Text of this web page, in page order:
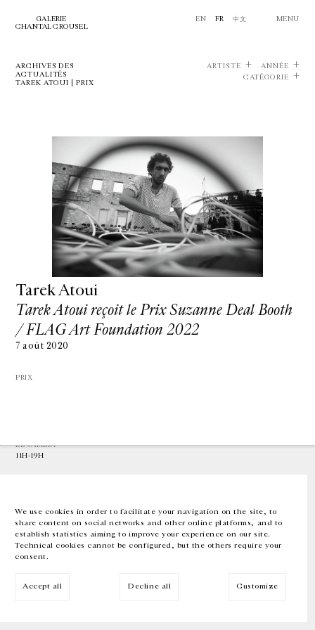
We use cookies in order to facilitate your navigation on the site, to
share content on social networks and other online platforms, and to
establish statistics aiming to improve your experience on our site.
Technical cookies cannot be configured, but the others require your
consent.
Accept all Decline all Customize
GALERIE
CHANTAL CROUSEL
EN FR 中文 MENU
ARCHIVES DES
ACTUALITÉS
TAREK ATOUI | PRIX
ARTISTE
ANNÉE
CATÉGORIE
Tarek Atoui
Tarek Atoui reçoit le Prix Suzanne Deal Booth
/ FLAG Art Foundation 2022
7 août 2020
PRIX
GALERIE CHANTAL CROUSEL
T.+33 1 42 77 38 87
LE SAMEDI
11H-19H
EN FR 中文 Facebook Instagram
Inscrivez-vous à notre newsletter